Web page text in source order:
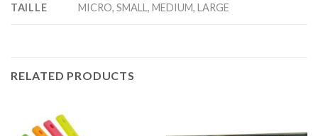
TAILLE MICRO, SMALL, MEDIUM, LARGE
RELATED PRODUCTS